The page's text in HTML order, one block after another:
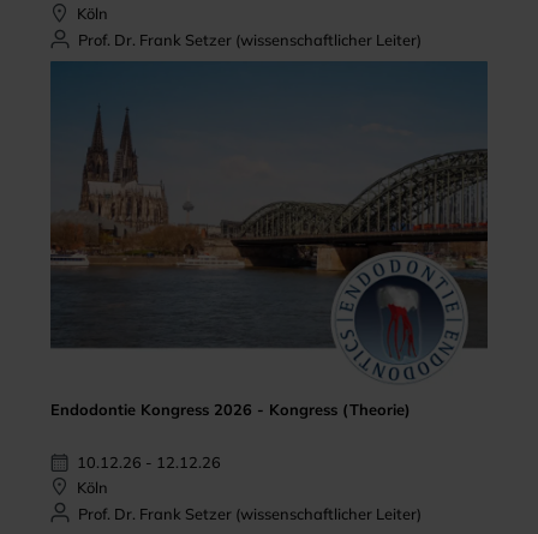
Köln
Prof. Dr. Frank Setzer (wissenschaftlicher Leiter)
Endodontie Kongress 2026 - Kongress (Theorie)
10.12.26 - 12.12.26
Köln
Prof. Dr. Frank Setzer (wissenschaftlicher Leiter)